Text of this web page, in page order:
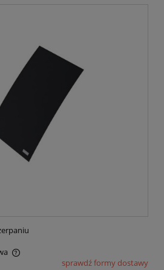
kosztów płatności
sprawdź formy dostawy